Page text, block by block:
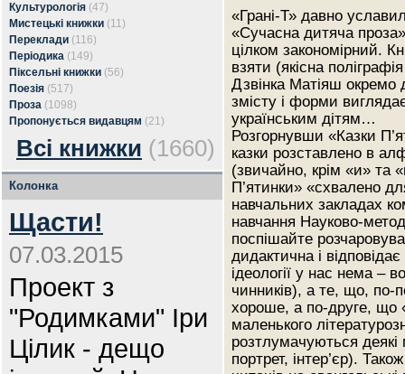
Культурологія (47)
Мистецькі книжки (11)
Переклади (116)
Періодика (149)
Піксельні книжки (56)
Поезія (517)
Проза (1098)
Пропонується видавцям (21)
Всі книжки (1660)
Колонка
Щасти!
07.03.2015
Проект з
"Родимками" Іри
Цілик - дещо
«Грані-Т» давно
«Сучасна дитяча
цілком закономірний.
взяти (якісна
Дзвінка Матіяш окремо
змісту і форми
українським дітям…
Розгорнувши «Казки
казки розставлено в
(звичайно, крім «и» та
П’ятинки» «схвалено
навчальних закладах
навчання Науково-
поспішайте
дидактична і
ідеології у нас нема –
чинників), а те, що, по-
хороше, а по-друге, що
маленького
розтлумачуються
портрет, інтер’єр).